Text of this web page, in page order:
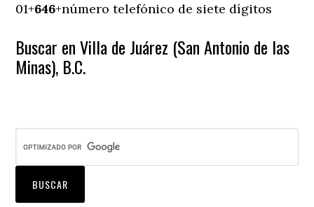
01+646+número telefónico de siete dígitos
Buscar en Villa de Juárez (San Antonio de las
Minas), B.C.